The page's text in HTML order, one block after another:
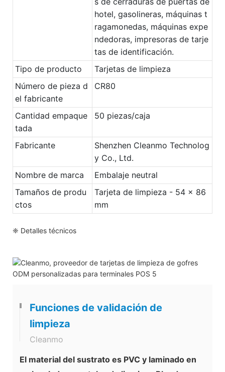
hotel, gasolineras, máquinas t
ragamonedas, máquinas expe
ndedoras, impresoras de tarje
tas de identificación.
Tipo de producto
Tarjetas de limpieza
Número de pieza d
el fabricante
CR80
Cantidad empaque
tada
50 piezas/caja
Fabricante
Shenzhen Cleanmo Technolog
y Co., Ltd.
Nombre de marca
Embalaje neutral
Tamaños de produ
ctos
Tarjeta de limpieza - 54 x 86
mm
❈ Detalles técnicos
Funciones de validación de
limpieza
Cleanmo
El material del sustrato es PVC y laminado en